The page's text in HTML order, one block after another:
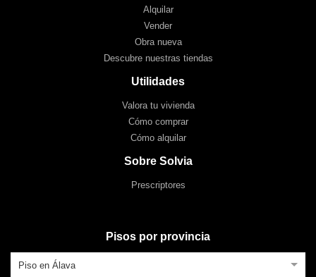
Alquilar
Vender
Obra nueva
Descubre nuestras tiendas
Utilidades
Valora tu vivienda
Cómo comprar
Cómo alquilar
Sobre Solvia
Prescriptores
Pisos por provincia
Piso en Álava